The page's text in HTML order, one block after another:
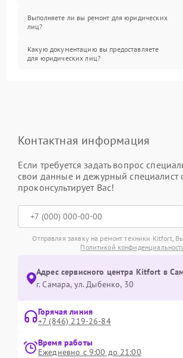
Выполняете ли вы ремонт для юридических
лиц?
Какую документацию вы предоставляете
для юридических лиц?
Контактная информация
Если требуется задать вопрос
свои данные и дежурный специалист
проконсультирует Вас!
Отправляя заявку на ремонт техники Kitfort,
Политикой
Адрес сервисного центра Kitfort в
г. Самара, ул. Дыбенко, 30
Горячая линия
+7 (846) 219-26-84
Время работы
Ежедневно с 9:00 до 21:00